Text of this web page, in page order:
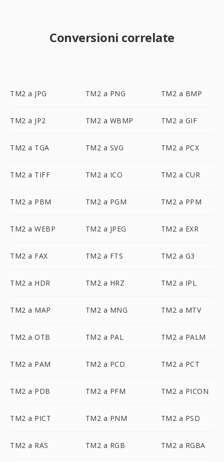
Conversioni correlate
TM2 a JPG TM2 a PNG TM2 a BMP
TM2 a JP2 TM2 a WBMP TM2 a GIF
TM2 a TGA TM2 a SVG TM2 a PCX
TM2 a TIFF TM2 a ICO TM2 a CUR
TM2 a PBM TM2 a PGM TM2 a PPM
TM2 a WEBP TM2 a JPEG TM2 a EXR
TM2 a FAX TM2 a FTS TM2 a G3
TM2 a HDR TM2 a HRZ TM2 a IPL
TM2 a MAP TM2 a MNG TM2 a MTV
TM2 a OTB TM2 a PAL TM2 a PALM
TM2 a PAM TM2 a PCD TM2 a PCT
TM2 a PDB TM2 a PFM TM2 a PICON
TM2 a PICT TM2 a PNM TM2 a PSD
TM2 a RAS TM2 a RGB TM2 a RGBA